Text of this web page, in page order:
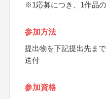
※1応募につき、1作品
参加方法
提出物を下記提出先ま
送付
参加資格